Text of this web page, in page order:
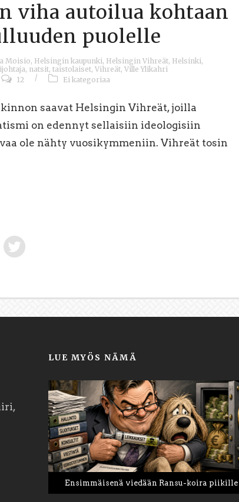
viha autoilua kohtaan
puolelle
Moisio, Helsingin kaupunki, Helsingin Vihreät, Helsinki,
, natsit, taistolaiset, Vihreät, Ville Ylikahri
12 / Ei kategoriaa
saavat Helsingin Vihreät, joilla
on edennyt sellaisiin ideologisiin
ole nähty vuosikymmeniin. Vihreät tosin
LUE MYÖS NÄMÄ
Ensimmäisenä viedään Ransu-koira piikille
PB: Tapaus Pretti
Tee vuodesta 2026 elämäsi paras vuosi